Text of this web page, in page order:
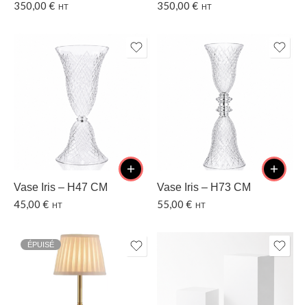
350,00 € HT 350,00 € HT
Vase Iris – H47 CM
45,00 € HT
Vase Iris – H73 CM
55,00 € HT
ÉPUISÉ